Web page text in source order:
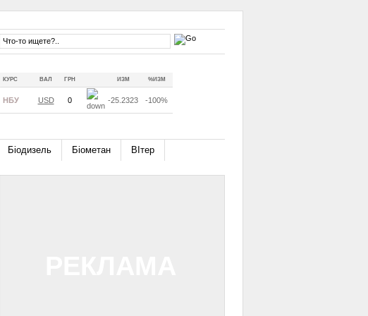
КУРС ВАЛ ГРН ИЗМ %ИЗМ
НБУ USD 0 -25.2323 -100%
Біодизель Біометан ВІтер